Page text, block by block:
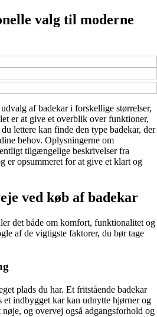
valg til moderne
af badekar i forskellige størrelser,
er at give et overblik over funktioner,
lettere kan finde den type badekar, der
behov. Oplysningerne om
tilgængelige beskrivelser fra
er opsummeret for at give et klart og
ved køb af badekar
det både om komfort, funktionalitet og
af de vigtigste faktorer, du bør tage
plads du har. Et fritstående badekar
indbygget kar kan udnytte hjørner og
og overvej også adgangsforhold og